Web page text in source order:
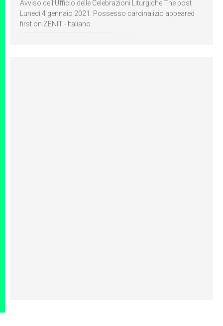
Avviso dell’Ufficio delle Celebrazioni Liturgiche The post
Lunedì 4 gennaio 2021: Possesso cardinalizio appeared
first on ZENIT - Italiano.